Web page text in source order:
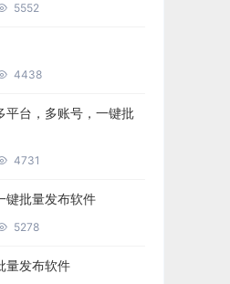
5552
4438
平台，多账号，一键批
4731
键批量发布软件
5278
量发布软件